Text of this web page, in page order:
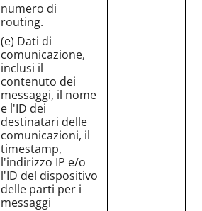
numero di
routing.
(e) Dati di
comunicazione,
inclusi il
contenuto dei
messaggi, il nome
e l'ID dei
destinatari delle
comunicazioni, il
timestamp,
l'indirizzo IP e/o
l'ID del dispositivo
delle parti per i
messaggi